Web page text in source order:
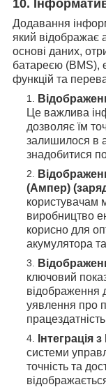
10.
Додавання
який відображає
основі даних,
батареєю (BMS),
функцій та
Це важлива
дозволяє їм
залишилося в
знадобитися
(Ампер)
користувачам
виробництво
корисно для
акумулятора
ключовий
відображення
уявлення про
Інтеграція
системи
точність та